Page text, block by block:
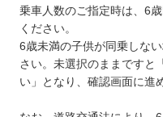
乗車人数のご指定時は、6
ください。
6歳未満の子供が同乗しな
さい。未選択のままですと
い」となり、確認画面に進